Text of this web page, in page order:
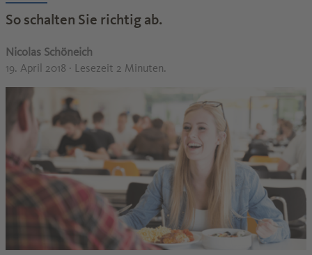
So schalten Sie richtig ab.
Nicolas Schöneich
19. April 2018 · Lesezeit 2 Minuten.